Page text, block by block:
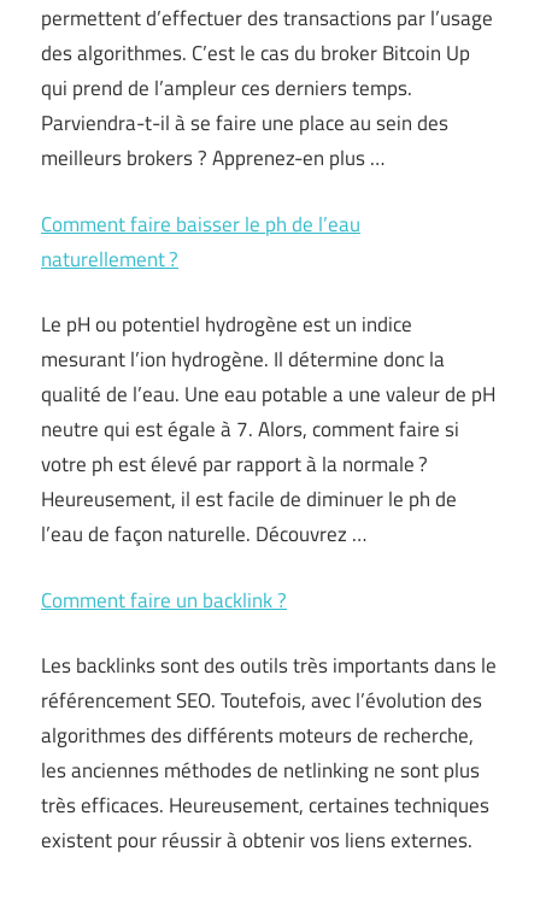
permettent d’effectuer des transactions par l’usage
des algorithmes. C’est le cas du broker Bitcoin Up
qui prend de l’ampleur ces derniers temps.
Parviendra-t-il à se faire une place au sein des
meilleurs brokers ? Apprenez-en plus …
Comment faire baisser le ph de l’eau
naturellement ?
Le pH ou potentiel hydrogène est un indice
mesurant l’ion hydrogène. Il détermine donc la
qualité de l’eau. Une eau potable a une valeur de pH
neutre qui est égale à 7. Alors, comment faire si
votre ph est élevé par rapport à la normale ?
Heureusement, il est facile de diminuer le ph de
l’eau de façon naturelle. Découvrez …
Comment faire un backlink ?
Les backlinks sont des outils très importants dans le
référencement SEO. Toutefois, avec l’évolution des
algorithmes des différents moteurs de recherche,
les anciennes méthodes de netlinking ne sont plus
très efficaces. Heureusement, certaines techniques
existent pour réussir à obtenir vos liens externes.